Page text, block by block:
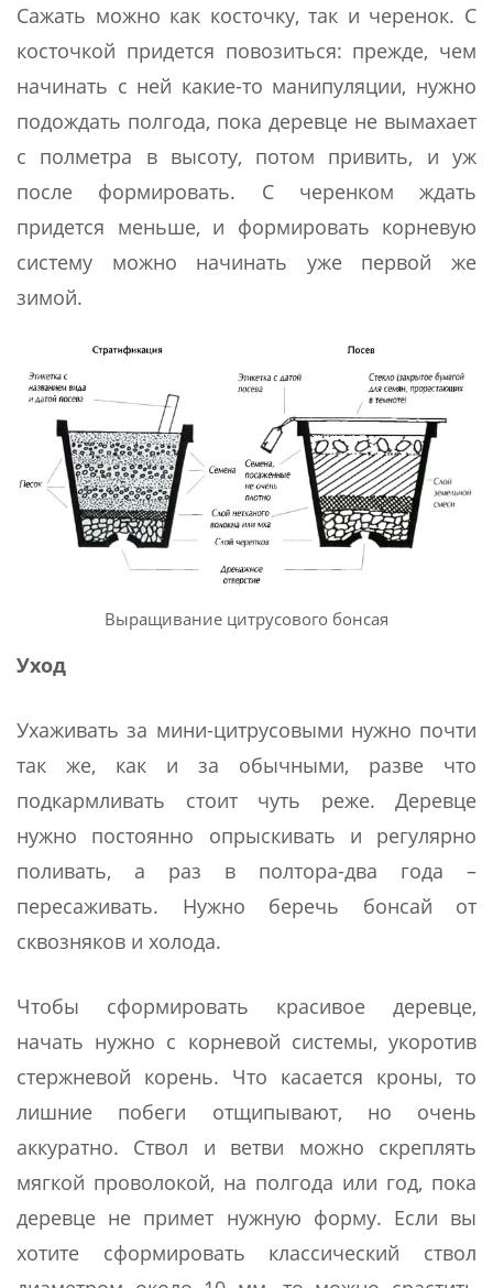
Сажать можно как косточку, так и черенок. С
косточкой придется повозиться: прежде, чем
начинать с ней какие-то манипуляции, нужно
подождать полгода, пока деревце не вымахает
с полметра в высоту, потом привить, и уж
после формировать. С черенком ждать
придется меньше, и формировать корневую
систему можно начинать уже первой же
зимой.
Выращивание цитрусового бонсая
Уход
Ухаживать за мини-цитрусовыми нужно почти
так же, как и за обычными, разве что
подкармливать стоит чуть реже. Деревце
нужно постоянно опрыскивать и регулярно
поливать, а раз в полтора-два года –
пересаживать. Нужно беречь бонсай от
сквозняков и холода.
Чтобы сформировать красивое деревце,
начать нужно с корневой системы, укоротив
стержневой корень. Что касается кроны, то
лишние побеги отщипывают, но очень
аккуратно. Ствол и ветви можно скреплять
мягкой проволокой, на полгода или год, пока
деревце не примет нужную форму. Если вы
хотите сформировать классический ствол